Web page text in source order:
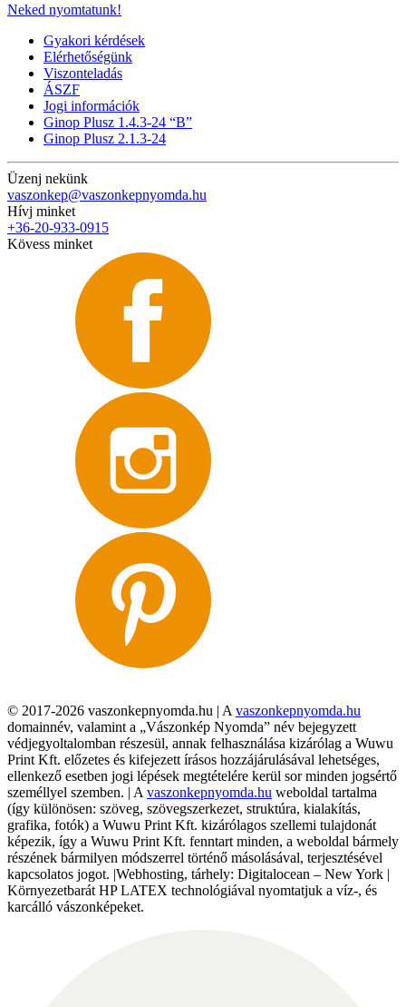
Neked nyomtatunk!
Gyakori kérdések
Elérhetőségünk
Viszonteladás
ÁSZF
Jogi információk
Ginop Plusz 1.4.3-24 “B”
Ginop Plusz 2.1.3-24
Üzenj nekünk
vaszonkep@vaszonkepnyomda.hu
Hívj minket
+36-20-933-0915
Kövess minket
© 2017-2026 vaszonkepnyomda.hu | A vaszonkepnyomda.hu
domainnév, valamint a „Vászonkép Nyomda” név bejegyzett
védjegyoltalomban részesül, annak felhasználása kizárólag a Wuwu
Print Kft. előzetes és kifejezett írásos hozzájárulásával lehetséges,
ellenkező esetben jogi lépések megtételére kerül sor minden jogsértő
személlyel szemben. | A vaszonkepnyomda.hu weboldal tartalma
(így különösen: szöveg, szövegszerkezet, struktúra, kialakítás,
grafika, fotók) a Wuwu Print Kft. kizárólagos szellemi tulajdonát
képezik, így a Wuwu Print Kft. fenntart minden, a weboldal bármely
részének bármilyen módszerrel történő másolásával, terjesztésével
kapcsolatos jogot. |Webhosting, tárhely: Digitalocean – New York |
Környezetbarát HP LATEX technológiával nyomtatjuk a víz-, és
karcálló vászonképeket.